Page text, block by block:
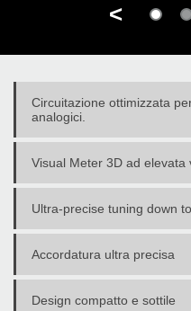
<
Circuitazione ottimizzata
analogici.
Visual Meter 3D ad elevata
Ultra-precise tuning down
Accordatura ultra precisa
Design compatto e sottile